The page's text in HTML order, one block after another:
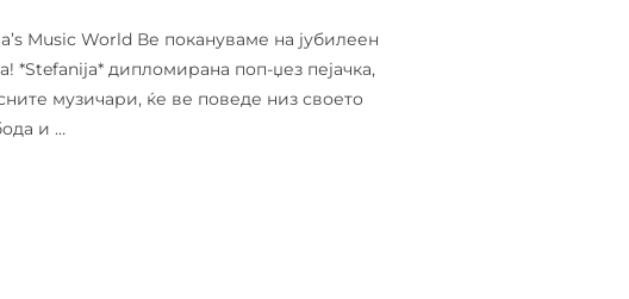
Music World Ве покануваме на јубилеен
*Stefanija* дипломирана поп-џез пејачка,
музичари, ќе ве поведе низ своето
и …